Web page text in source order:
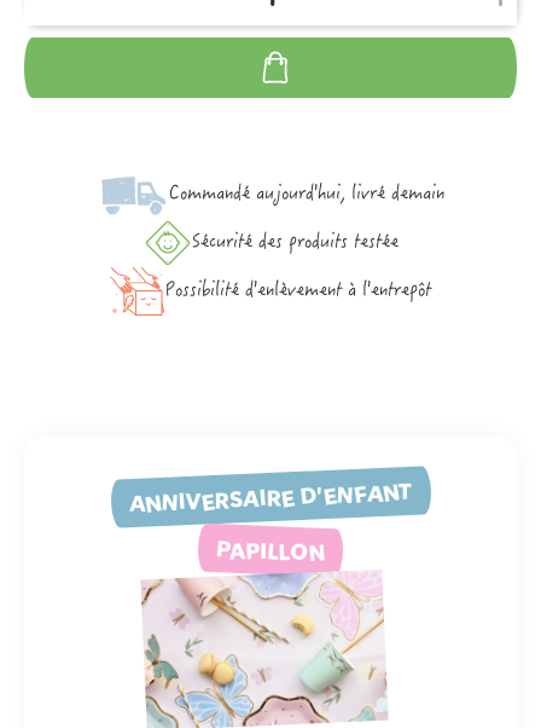
Commandé aujourd'hui, livré demain
Sécurité des produits testée
Possibilité d'enlèvement à l'entrepôt
ANNIVERSAIRE D'ENFANT
PAPILLON